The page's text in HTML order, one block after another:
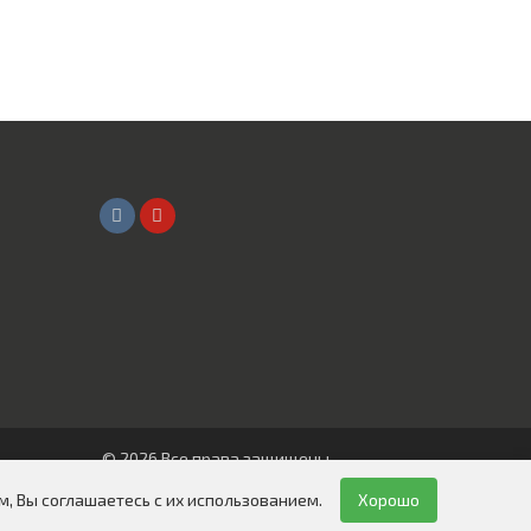
© 2026 Все права защищены
Вы соглашаетесь с их использованием.
Хорошо